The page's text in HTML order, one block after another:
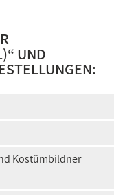
“ UND
Kostümbildner